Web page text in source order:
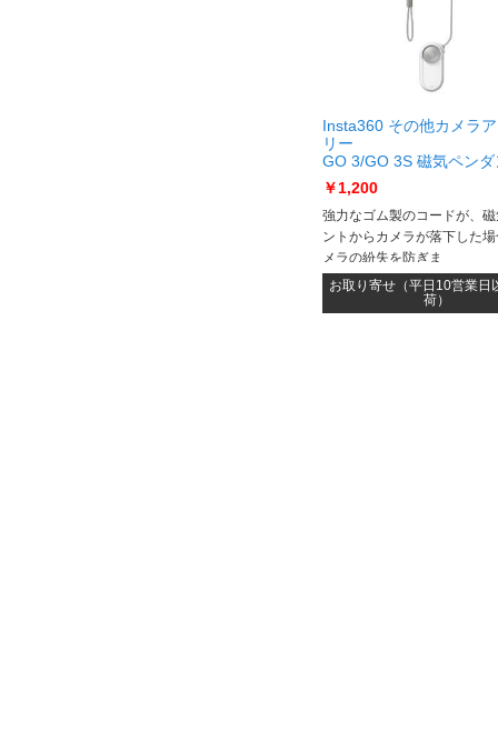
Insta360 その他カメラ
リー
GO 3/GO 3S 磁気ペンダ
全コード CINSBATK-W
GO 3/GO 3S 磁気ペン
全コード CINSBATK-W
￥1,200
強力なゴム製のコードが、
ントからカメラが落下した
メラの紛失を防ぎま
す GO 3/GO 3S を保護する
の保護ケースが付いています
お取り寄せ（平日10営業日
荷）